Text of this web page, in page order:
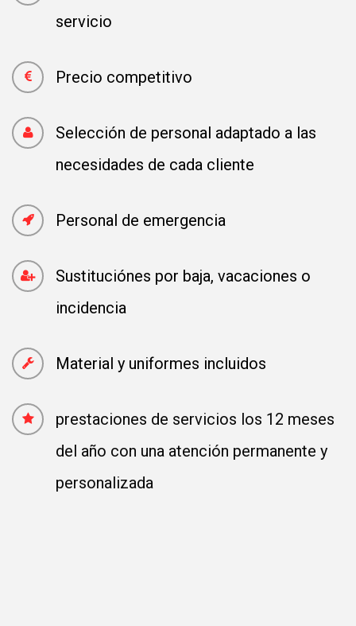
servicio
Precio competitivo
Selección de personal adaptado a las
necesidades de cada cliente
Personal de emergencia
Sustituciónes por baja, vacaciones o
incidencia
Material y uniformes incluidos
prestaciones de servicios los 12 meses
del año con una atención permanente y
personalizada